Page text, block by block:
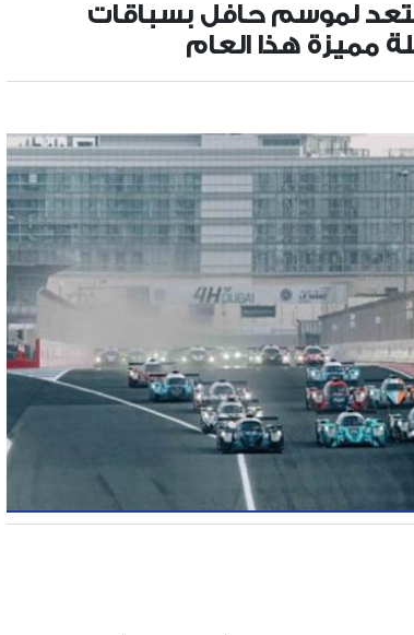
لموسم حافل بسباقات
مميزة هذا العام